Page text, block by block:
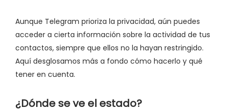
Aunque Telegram prioriza la privacidad, aún puedes
acceder a cierta información sobre la actividad de tus
contactos, siempre que ellos no la hayan restringido.
Aquí desglosamos más a fondo cómo hacerlo y qué
tener en cuenta.
¿Dónde se ve el estado?